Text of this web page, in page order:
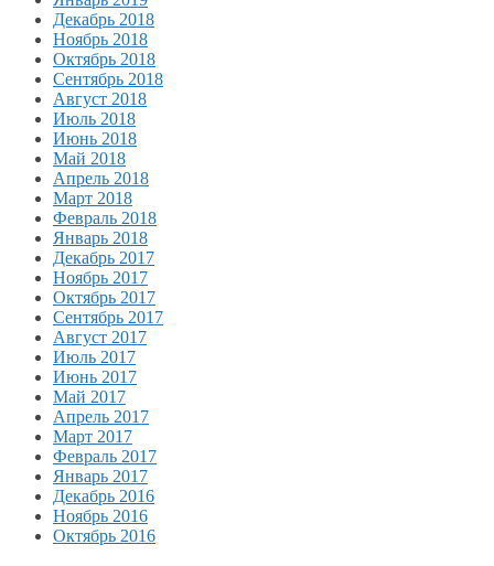
Декабрь 2018
Ноябрь 2018
Октябрь 2018
Сентябрь 2018
Август 2018
Июль 2018
Июнь 2018
Май 2018
Апрель 2018
Март 2018
Февраль 2018
Январь 2018
Декабрь 2017
Ноябрь 2017
Октябрь 2017
Сентябрь 2017
Август 2017
Июль 2017
Июнь 2017
Май 2017
Апрель 2017
Март 2017
Февраль 2017
Январь 2017
Декабрь 2016
Ноябрь 2016
Октябрь 2016